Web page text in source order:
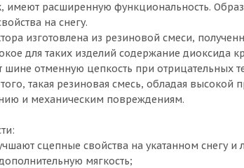
имеют расширенную функциональность.
на снегу.
изготовлена из резиновой смеси,
для таких изделий содержание диоксида
отменную цепкость при отрицательных
такая резиновая смесь, обладая
и механическим повреждениям.
сцепные свойства на укатанном снегу
мягкость;